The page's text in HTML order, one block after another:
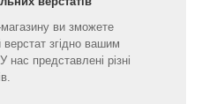
магазину ви зможете
верстат згідно вашим
представлені різні